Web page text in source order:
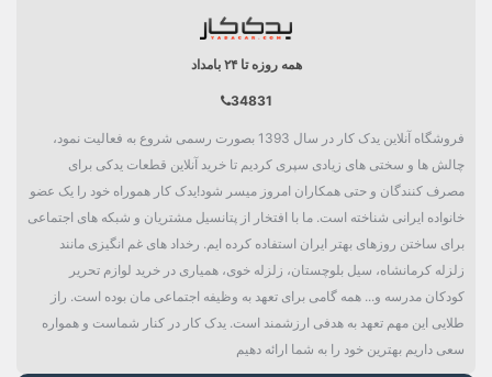
همه روزه تا ۲۴ بامداد
34831
فروشگاه آنلاین یدک کار در سال 1393 بصورت رسمی شروع به فعالیت نمود،
چالش ها و سختی های زیادی سپری کردیم تا خرید آنلاین قطعات یدکی برای
مصرف کنندگان و حتی همکاران امروز میسر شود!یدک کار هموراه خود را یک عضو
خانواده ایرانی شناخته است. ما با افتخار از پتانسیل مشتریان و شبکه های اجتماعی
برای ساختن روزهای بهتر ایران استفاده کرده ایم. رخداد های غم انگیزی مانند
زلزله کرمانشاه، سیل بلوچستان، زلزله خوی، همیاری در خرید لوازم تحریر
کودکان مدرسه و... همه گامی برای تعهد به وظیفه اجتماعی مان بوده است. راز
طلایی این مهم تعهد به هدفی ارزشمند است. یدک کار در کنار شماست و همواره
سعی داریم بهترین خود را به شما ارائه دهیم